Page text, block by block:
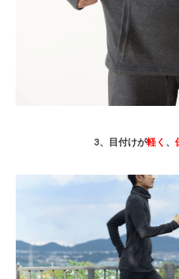
3、目付けが軽く 、